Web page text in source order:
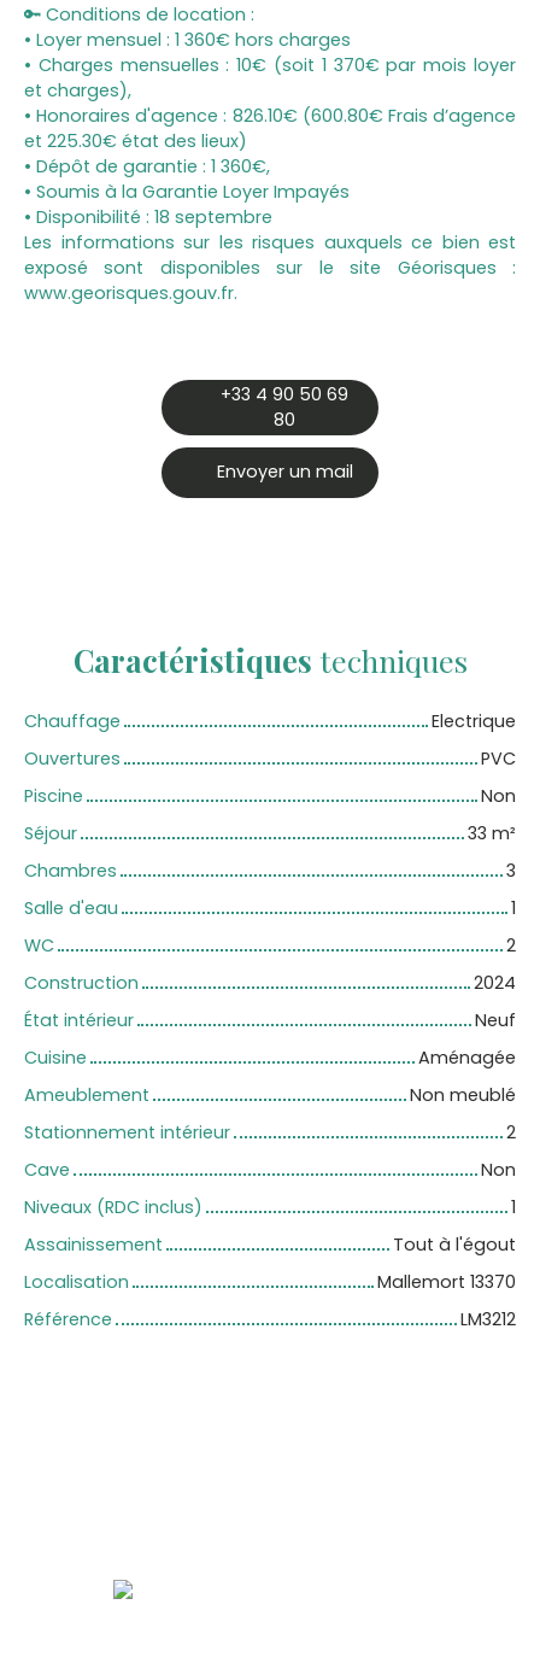
🔑 Conditions de location :
• Loyer mensuel : 1 360€ hors charges
• Charges mensuelles : 10€ (soit 1 370€ par mois loyer
et charges),
• Honoraires d'agence : 826.10€ (600.80€ Frais d’agence
et 225.30€ état des lieux)
• Dépôt de garantie : 1 360€,
• Soumis à la Garantie Loyer Impayés
• Disponibilité : 18 septembre
Les informations sur les risques auxquels ce bien est
exposé sont disponibles sur le site Géorisques :
www.georisques.gouv.fr.
+33 4 90 50 69
80
Envoyer un mail
Caractéristiques techniques
Chauffage
Electrique
Ouvertures
PVC
Piscine
Non
Séjour
33 m²
Chambres
3
Salle d'eau
1
WC
2
Construction
2024
État intérieur
Neuf
Cuisine
Aménagée
Ameublement
Non meublé
Stationnement intérieur
2
Cave
Non
Niveaux (RDC inclus)
1
Assainissement
Tout à l'égout
Localisation
Mallemort 13370
Référence
LM3212